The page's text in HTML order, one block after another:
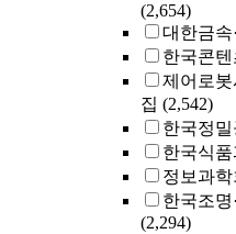
(2,654)
대한금속
한국콘텐
제어로
집 (2,542)
한국정밀
한국식품
정보과학
한국조
(2,294)